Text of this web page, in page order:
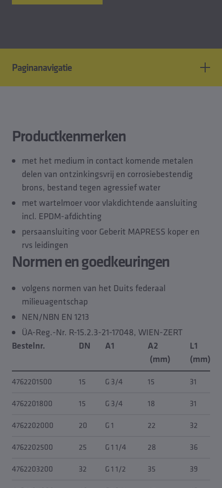
Paginanavigatie
Downloaden
Accessoires van
Productkenmerken
met het medium in contact komende metalen
delen van ontzinkingsvrij en corrosiebestendig
brons, bestand tegen agressief water
met wartelmoer voor vlakdichtende aansluiting
incl. EPDM-afdichting
persaansluiting voor Geberit MAPRESS koper en
rvs leidingen
Normen en goedkeuringen
volgens normen van het Duits federaal
milieuagentschap
NEN/NBN EN 1213
ÜA-Reg.-Nr. R-15.2.3-21-17048, WIEN-ZERT
Bestelnr. DN A1
A2
(mm)
L1
(mm)
4762201500
15 G 3/4 15
31
4762201800
15 G 3/4 18
31
4762202000
20 G 1 22
32
4762202500
25 G 1 1/4 28
36
4762203200
32 G 1 1/2 35
39